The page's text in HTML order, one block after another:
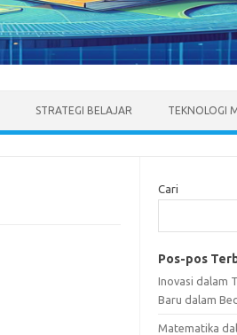
STRATEGI BELAJAR TEKNOLOGI
Cari
Pos-pos
Inovasi dalam
Baru dalam
Matematika